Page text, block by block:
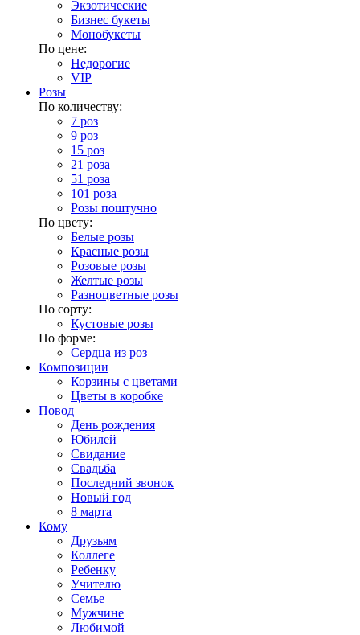
Экзотические
Бизнес букеты
Монобукеты
По цене:
Недорогие
VIP
Розы
По количеству:
7 роз
9 роз
15 роз
21 роза
51 роза
101 роза
Розы поштучно
По цвету:
Белые розы
Красные розы
Розовые розы
Желтые розы
Разноцветные розы
По сорту:
Кустовые розы
По форме:
Сердца из роз
Композиции
Корзины с цветами
Цветы в коробке
Повод
День рождения
Юбилей
Свидание
Свадьба
Последний звонок
Новый год
8 марта
Кому
Друзьям
Коллеге
Ребенку
Учителю
Семье
Мужчине
Любимой